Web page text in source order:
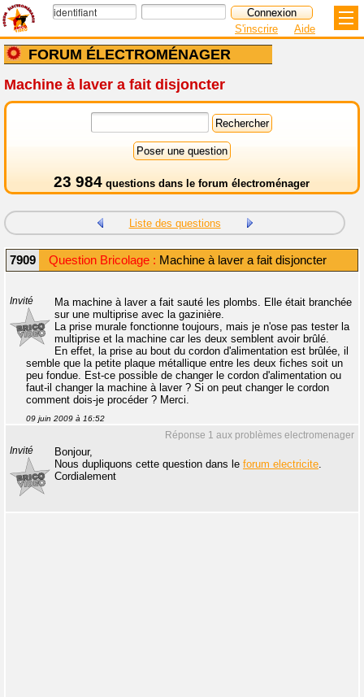
FORUM ÉLECTROMÉNAGER
S'inscrire Aide
Machine à laver a fait disjoncter
23 984 questions dans le forum électroménager
Liste des questions
7909 Question Bricolage : Machine à laver a fait disjoncter
Invité
Ma machine à laver a fait sauté les plombs. Elle était branchée
sur une multiprise avec la gazinière.
La prise murale fonctionne toujours, mais je n'ose pas tester la
multiprise et la machine car les deux semblent avoir brûlé.
En effet, la prise au bout du cordon d'alimentation est brûlée, il
semble que la petite plaque métallique entre les deux fiches soit un
peu fondue. Est-ce possible de changer le cordon d'alimentation ou
faut-il changer la machine à laver ? Si on peut changer le cordon
comment dois-je procéder ? Merci.
09 juin 2009 à 16:52
Réponse 1 aux problèmes electromenager
Invité
Bonjour,
Nous dupliquons cette question dans le forum electricite.
Cordialement